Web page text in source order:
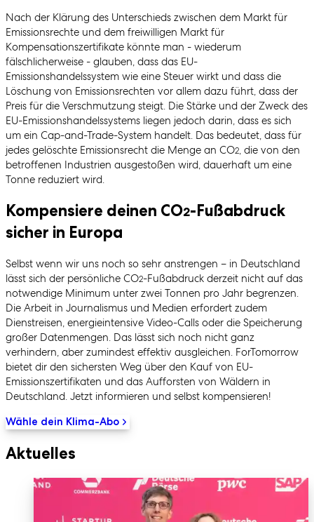
Nach der Klärung des Unterschieds zwischen dem Markt für
Emissionsrechte und dem freiwilligen Markt für
Kompensationszertifikate könnte man - wiederum
fälschlicherweise - glauben, dass das EU-
Emissionshandelssystem wie eine Steuer wirkt und dass die
Löschung von Emissionsrechten vor allem dazu führt, dass der
Preis für die Verschmutzung steigt. Die Stärke und der Zweck des
EU-Emissionshandelssystems liegen jedoch darin, dass es sich
um ein Cap-and-Trade-System handelt. Das bedeutet, dass für
jedes gelöschte Emissionsrecht die Menge an CO2, die von den
betroffenen Industrien ausgestoßen wird, dauerhaft um eine
Tonne reduziert wird.
Kompensiere deinen CO2-Fußabdruck
sicher in Europa
Selbst wenn wir uns noch so sehr anstrengen – in Deutschland
lässt sich der persönliche CO2-Fußabdruck derzeit nicht auf das
notwendige Minimum unter zwei Tonnen pro Jahr begrenzen.
Die Arbeit in Journalismus und Medien erfordert zudem
Dienstreisen, energieintensive Video-Calls oder die Speicherung
großer Datenmengen. Das lässt sich noch nicht ganz
verhindern, aber zumindest effektiv ausgleichen. ForTomorrow
bietet dir den sichersten Weg über den Kauf von EU-
Emissionszertifikaten und das Aufforsten von Wäldern in
Deutschland. Jetzt informieren und selbst kompensieren!
Wähle dein Klima-Abo
Aktuelles